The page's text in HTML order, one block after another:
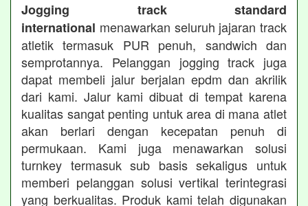
Jogging track standard
international menawarkan seluruh jajaran track
atletik termasuk PUR penuh, sandwich dan
semprotannya. Pelanggan jogging track juga
dapat membeli jalur berjalan epdm dan akrilik
dari kami. Jalur kami dibuat di tempat karena
kualitas sangat penting untuk area di mana atlet
akan berlari dengan kecepatan penuh di
permukaan. Kami juga menawarkan solusi
turnkey termasuk sub basis sekaligus untuk
memberi pelanggan solusi vertikal terintegrasi
yang berkualitas. Produk kami telah digunakan